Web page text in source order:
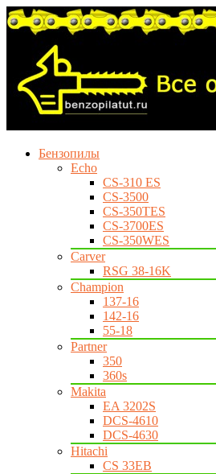
Бензопилы
Echo
CS-310 ES
CS-3500
CS-350TES
CS-3700ES
CS-350WES
Carver
RSG 38-16K
Champion
137-16
142-16
55-18
Partner
350
360s
Makita
EA 3202S
DCS-4610
DCS-4630
Hitachi
CS 33EB